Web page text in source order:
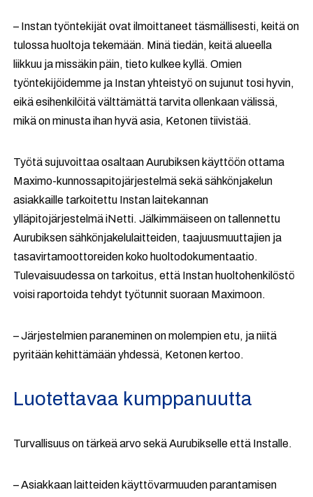
– Instan työntekijät ovat ilmoittaneet täsmällisesti, keitä on
tulossa huoltoja tekemään. Minä tiedän, keitä alueella
liikkuu ja missäkin päin, tieto kulkee kyllä. Omien
työntekijöidemme ja Instan yhteistyö on sujunut tosi hyvin,
eikä esihenkilöitä välttämättä tarvita ollenkaan välissä,
mikä on minusta ihan hyvä asia, Ketonen tiivistää.
Työtä sujuvoittaa osaltaan Aurubiksen käyttöön ottama
Maximo-kunnossapitojärjestelmä sekä sähkönjakelun
asiakkaille tarkoitettu Instan laitekannan
ylläpitojärjestelmä iNetti. Jälkimmäiseen on tallennettu
Aurubiksen sähkönjakelulaitteiden, taajuusmuuttajien ja
tasavirtamoottoreiden koko huoltodokumentaatio.
Tulevaisuudessa on tarkoitus, että Instan huoltohenkilöstö
voisi raportoida tehdyt työtunnit suoraan Maximoon.
– Järjestelmien paraneminen on molempien etu, ja niitä
pyritään kehittämään yhdessä, Ketonen kertoo.
Luotettavaa kumppanuutta
Turvallisuus on tärkeä arvo sekä Aurubikselle että Installe.
– Asiakkaan laitteiden käyttövarmuuden parantamisen